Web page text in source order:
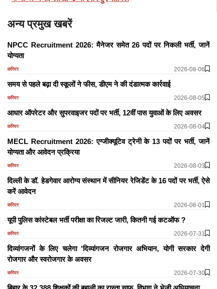
अन्य प्रमुख खबरें
NPCC Recruitment 2026: मैनेजर समेत 26 पदों पर निकली भर्ती, जानें
योग्यता
करियर 2026-08-06
समय से पहले बढ़ा दी स्कूलों ने फीस, डीएम ने की दंडात्मक कार्रवाई
करियर 2026-08-05
आधार ऑपरेटर और सुपरवाइजर पदों पर भर्ती, 12वीं पास युवाओं के लिए अवसर
करियर 2026-08-04
MECL Recruitment 2026: एग्जीक्यूटिव ट्रेनी के 13 पदों पर भर्ती, जानें
योग्यता और आवेदन प्रक्रिया
करियर 2026-08-03
दिल्ली के डॉ. हेडगेवार आरोग्य संस्थान में सीनियर रेजिडेंट के 16 पदों पर भर्ती, ऐसे
करें आवेदन
करियर 2026-08-01
यूपी पुलिस कांस्टेबल भर्ती परीक्षा का रिजल्ट जारी, कितनी गई कटऑफ ?
करियर 2026-07-31
दिव्यांगजनों के लिए चलेगा 'दिव्यांगजन रोजगार अभियान, योगी सरकार देगी
रोजगार और स्वरोजगार के अवसर
करियर 2026-07-30